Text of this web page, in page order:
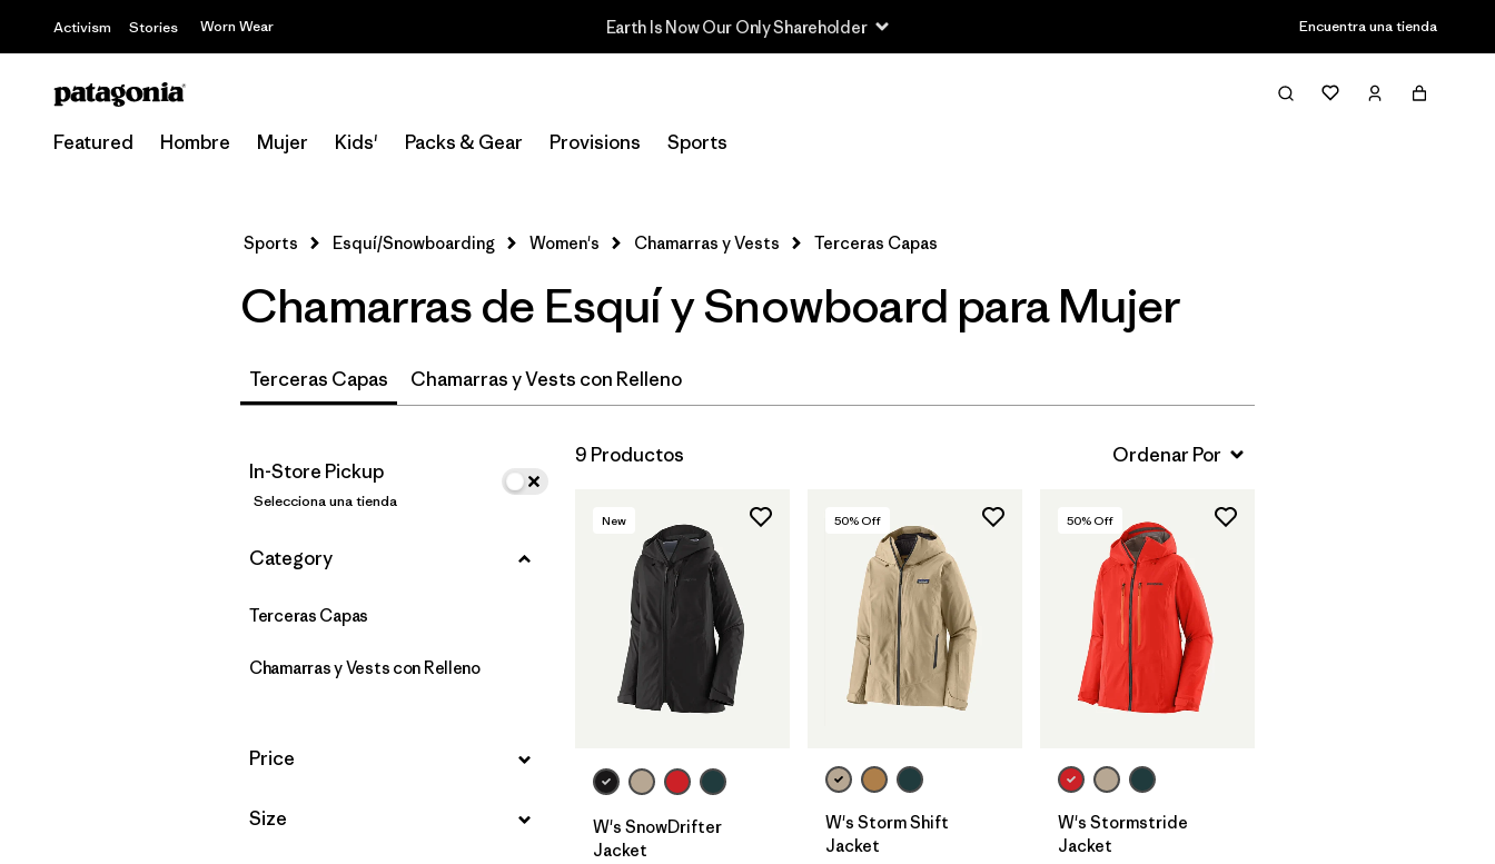
Activism Stories Worn Wear Encuentra una tienda
Featured Hombre Mujer Kids' Packs & Gear Provisions Sports
Filter & Sort
Selecciona una tienda
Filtrar por
Price
Filtrar por
Size
Filtrar por
Fit
Filtrar por
Features & Processes
Filtrar por
Materials & Fabric
Product Family
Sports Esquí/Snowboarding Women's Chamarras y Vests Terceras Capas
Chamarras de Esquí y Snowboard para Mujer
Terceras Capas Chamarras y Vests con Relleno
In-Store Pickup
Selecciona una tienda
Filtrar por
Category
Terceras Capas
Chamarras y Vests con Relleno
Filtrar por
Price
Filtrar por
Size
9 Productos
New
W's SnowDrifter
Jacket
50% Off
W's Storm Shift
Jacket
50% Off
W's Stormstride
Jacket